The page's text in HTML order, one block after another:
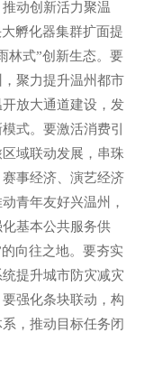
动创新活力聚温
孵化器集群扩面提
林式”创新生态。要
聚力提升温州都市
放大通道建设，发
式。要激活消费引
域联动发展，串珠
事经济、演艺经济
青年友好兴温州，
基本公共服务供
向往之地。要夯实
提升城市防灾减灾
强化条块联动，构
，推动目标任务闭